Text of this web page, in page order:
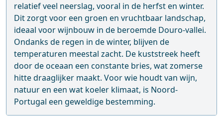
relatief veel neerslag, vooral in de herfst en winter.
Dit zorgt voor een groen en vruchtbaar landschap,
ideaal voor wijnbouw in de beroemde Douro-vallei.
Ondanks de regen in de winter, blijven de
temperaturen meestal zacht. De kuststreek heeft
door de oceaan een constante bries, wat zomerse
hitte draaglijker maakt. Voor wie houdt van wijn,
natuur en een wat koeler klimaat, is Noord-
Portugal een geweldige bestemming.